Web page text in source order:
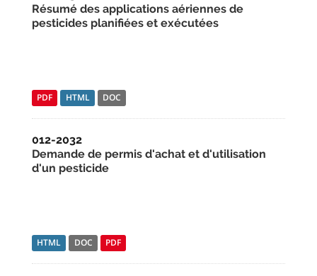
Résumé des applications aériennes de
pesticides planifiées et exécutées
PDF HTML DOC
012-2032
Demande de permis d'achat et d'utilisation
d'un pesticide
HTML DOC PDF